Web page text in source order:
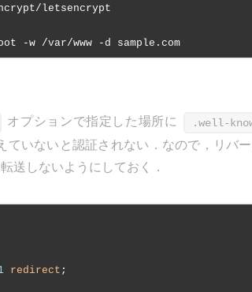
letsencrypt
-w /var/www -d sample.com
オプションで指定した場所に .well-
ていないと認証されない．なので，リバ
送しないようにしておく．
redirect ;